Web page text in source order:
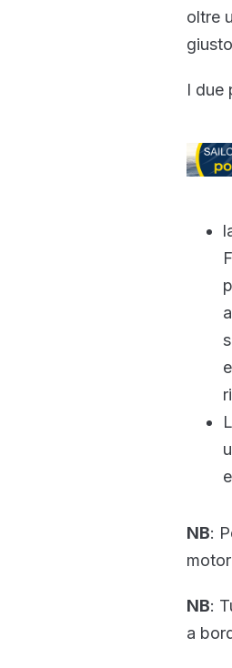
oltre
I due
NB:
NB:
a